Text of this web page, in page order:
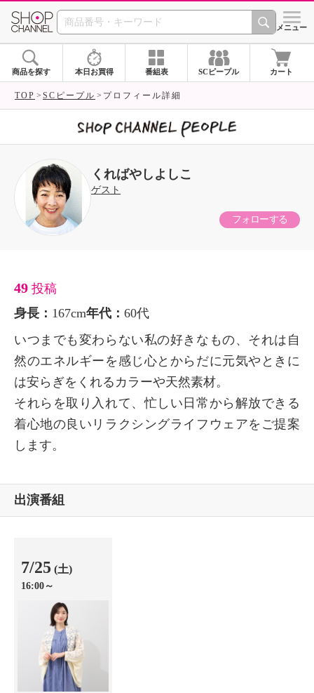
SHOP CHANNEL シメニュー
商品を探す 本日お買得 番組表 SCピープル カート
TOP SCピープル プロフィール詳細
くればやしよしこ
ゲスト
フォローする
49 投稿
身長： 167cm年代： 60代
いつまでも変わらない私の好きなもの、それは自
然のエネルギーを感じ心とからだに元気やときに
は安らぎをくれるカラーや天然素材。
それらを取り入れて、忙しい日常から解放できる
着心地の良いリラクシングライフウェアをご提案
します。
出演番組
7/25 (土)
16:00～